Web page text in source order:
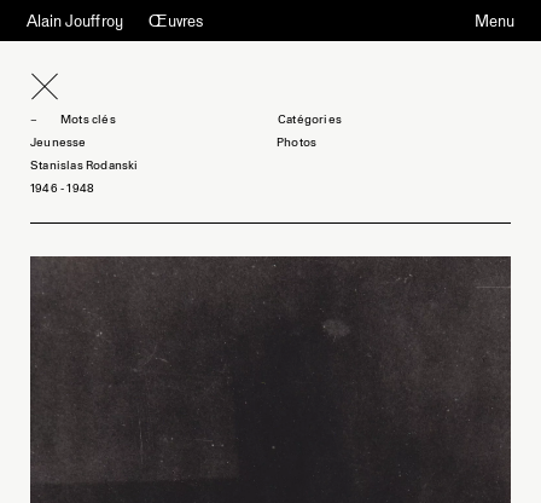
Alain Jouffroy Œuvres Menu
Mots clés
Jeunesse
Stanislas Rodanski
1946 - 1948
Photos